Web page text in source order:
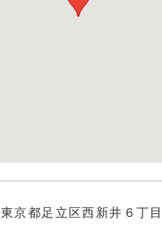
東京都足立区西新井６丁